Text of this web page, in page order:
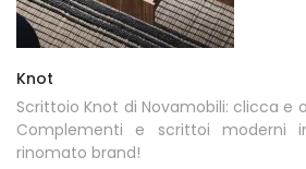
Knot
Scrittoio Knot di Novamobili: clicca e
Complementi e scrittoi moderni
rinomato brand!